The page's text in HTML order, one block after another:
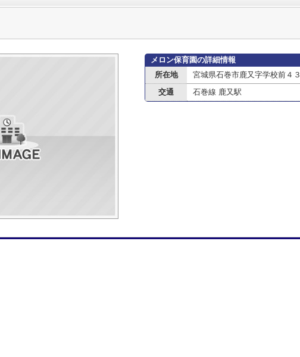
メロン保育園の詳細情報
所在地
宮城県石巻市鹿又字学校前４３
交通 石巻線 鹿又駅